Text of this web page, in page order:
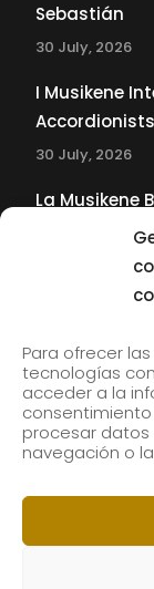
Para ofrecer
tecnologías
acceder a la
procesar
navegación o
Sebastián
30 July, 2026
I Musikene
Accordionists
30 July, 2026
La Musikene
Tolliver en el
Subscribe to
email.